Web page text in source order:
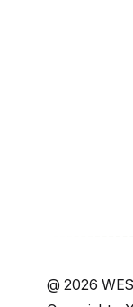
@2026